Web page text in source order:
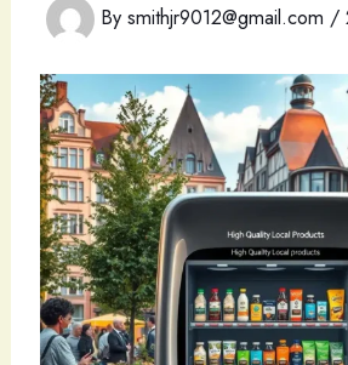
By smithjr9012@gmail.com /